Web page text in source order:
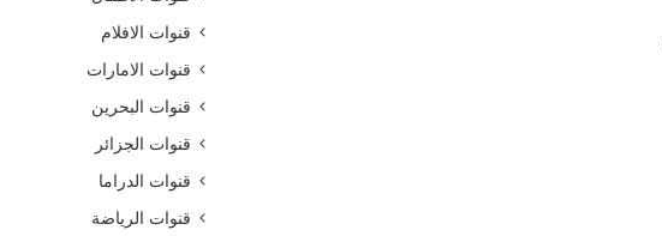
قنوات الافلام
قنوات الامارات
قنوات البحرين
قنوات الجزائر
قنوات الدراما
قنوات الرياضة